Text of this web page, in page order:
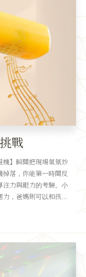
戰
】瞬間把現場氣氛炒
掉落，你能第一時間反
注力與眼力的考驗。小
，爸媽則可以和孩...